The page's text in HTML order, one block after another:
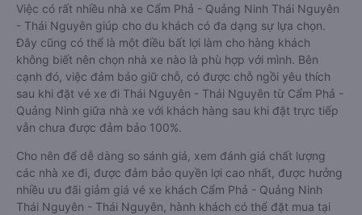
Việc có rất nhiều nhà xe Cẩm Phả - Quảng Ninh Thái Nguyên
- Thái Nguyên giúp cho du khách có đa dạng sự lựa chọn.
Đây cũng có thể là một điều bất lợi làm cho hàng khách
không biết nên chọn nhà xe nào là phù hợp với mình. Bên
cạnh đó, việc đảm bảo giữ chỗ, có được chỗ ngồi yêu thích
sau khi đặt vé xe đi Thái Nguyên - Thái Nguyên từ Cẩm Phả -
Quảng Ninh giữa nhà xe với khách hàng sau khi đặt trực tiếp
vẫn chưa được đảm bảo 100%.
Cho nên để dễ dàng so sánh giá, xem đánh giá chất lượng
các nhà xe đi, được đảm bảo quyền lợi cao nhất, được hưởng
nhiều ưu đãi giảm giá vé xe khách Cẩm Phả - Quảng Ninh
Thái Nguyên - Thái Nguyên, hành khách có thể đặt mua tại